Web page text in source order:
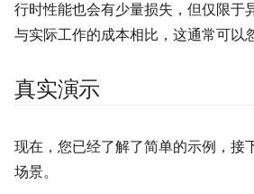
行时性能也会有少量损失，但仅限于
与实际工作的成本相比，这通常可以
真实演示
现在，您已经了解了简单的示例，接
场景。